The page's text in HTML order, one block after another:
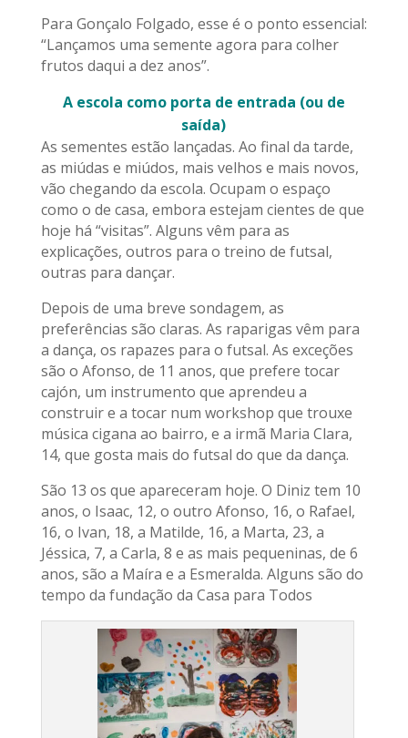
Para Gonçalo Folgado, esse é o ponto essencial:
“Lançamos uma semente agora para colher
frutos daqui a dez anos”.
A escola como porta de entrada (ou de
saída)
As sementes estão lançadas. Ao final da tarde,
as miúdas e miúdos, mais velhos e mais novos,
vão chegando da escola. Ocupam o espaço
como o de casa, embora estejam cientes de que
hoje há “visitas”. Alguns vêm para as
explicações, outros para o treino de futsal,
outras para dançar.
Depois de uma breve sondagem, as
preferências são claras. As raparigas vêm para
a dança, os rapazes para o futsal. As exceções
são o Afonso, de 11 anos, que prefere tocar
cajón, um instrumento que aprendeu a
construir e a tocar num workshop que trouxe
música cigana ao bairro, e a irmã Maria Clara,
14, que gosta mais do futsal do que da dança.
São 13 os que apareceram hoje. O Diniz tem 10
anos, o Isaac, 12, o outro Afonso, 16, o Rafael,
16, o Ivan, 18, a Matilde, 16, a Marta, 23, a
Jéssica, 7, a Carla, 8 e as mais pequeninas, de 6
anos, são a Maíra e a Esmeralda. Alguns são do
tempo da fundação da Casa para Todos